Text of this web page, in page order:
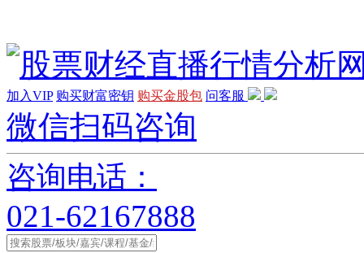
加入VIP 购买财富密钥 购买金股包 问客服
微信扫码咨询
咨询电话：
021-62167888